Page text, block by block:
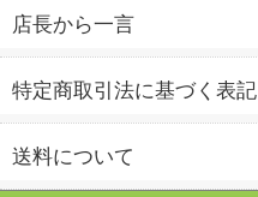
店長から一言
特定商取引法に基づく表記
送料について